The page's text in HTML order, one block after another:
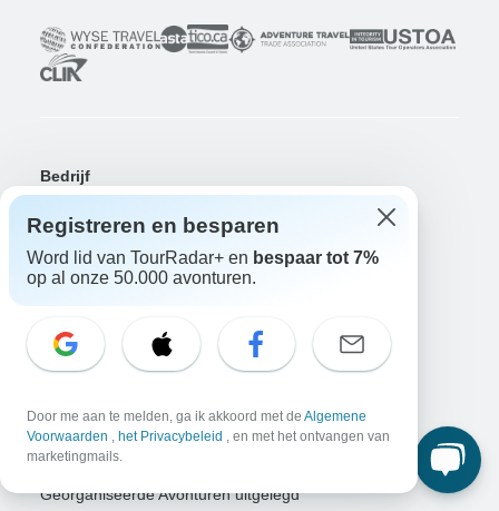
Bedrijf
Vacatures
Solliciteer nu!
Reizigers
Waarom TourRadar?
Na je boeking
Community
Platform voor Georganiseerde Avonturen
Georganiseerde Avonturen uitgelegd
Registreren en besparen
Word lid van TourRadar+ en bespaar tot 7%
op al onze 50.000 avonturen.
Door me aan te melden, ga ik akkoord met de Algemene
Voorwaarden , het Privacybeleid , en met het ontvangen van
marketingmails.